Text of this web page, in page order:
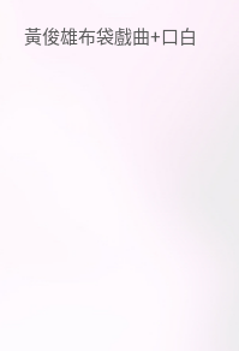
黃俊雄布袋戲曲+口白